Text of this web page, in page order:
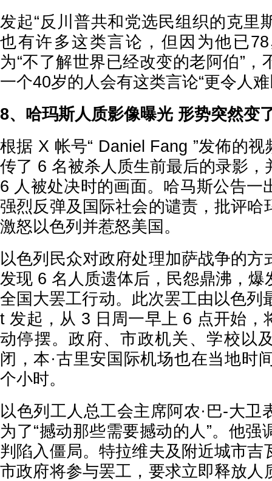
发起“反川普共和党选民组织的克里
也有许多这类言论，但因为他已
为“不了解世界已经改变的老阿伯”，
一个40岁的人会有这类言论“更令人
8、哈玛斯人质影像曝光 形势突然变
根据 X 帐号“ Daniel Fang ”发佈的
传了 6 名被杀人质生前最后的录影，
6 人被处决时的画面。哈马斯公告一
强烈反弹及国际社会的谴责，批评哈
激怒以色列并惹怒美国。
以色列民众对政府处理加萨战争的方
发现 6 名人质遗体后，民怨鼎沸，爆
全国大罢工行动。此次罢工由以色列
t 发起，从 3 日周一早上 6 点开始，
动停摆。政府、市政机关、学校以
闭，本·古里安国际机场也在当地时
个小时。
以色列工人总工会主席阿农·巴-大卫
为了“撼动那些需要撼动的人”。他强
判陷入僵局。特拉维夫及附近城市吉
市政府将参与罢工，要求立即释放人